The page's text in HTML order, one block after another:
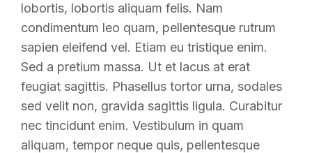
lobortis, lobortis aliquam felis. Nam
condimentum leo quam, pellentesque rutrum
sapien eleifend vel. Etiam eu tristique enim.
Sed a pretium massa. Ut et lacus at erat
feugiat sagittis. Phasellus tortor urna, sodales
sed velit non, gravida sagittis ligula. Curabitur
nec tincidunt enim. Vestibulum in quam
aliquam, tempor neque quis, pellentesque